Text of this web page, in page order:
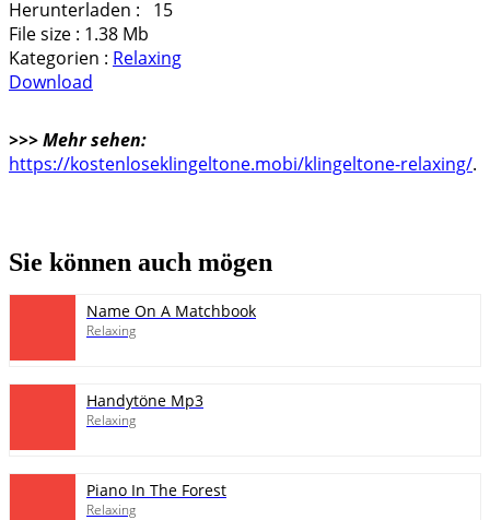
pause
Herunterladen :
15
File size : 1.38 Mb
Kategorien : Relaxing
Download
>>> Mehr sehen:
https://kostenloseklingeltone.mobi/klingeltone-relaxing/.
Sie können auch mögen
Name On A Matchbook
Relaxing
Handytöne Mp3
Relaxing
Piano In The Forest
Relaxing